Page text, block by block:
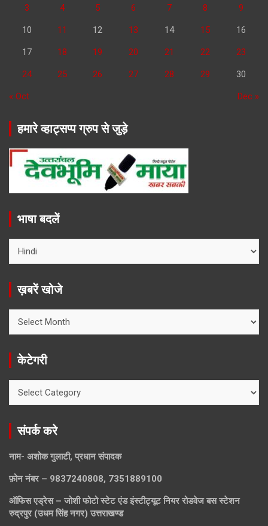
3 4 5 6 7 8 9
10 11 12 13 14 15 16
17 18 19 20 21 22 23
24 25 26 27 28 29 30
« Oct Dec »
हमारे व्हाट्सप्प ग्रुप से जुड़े
भाषा बदलें
ख़बरें खोजे
खोजे
केटेगरी
संपर्क करे
नाम- अशोक गुलाटी, प्रधान संपादक
फ़ोन नंबर – 9837240808, 7351889100
ऑफिस एड्रेस – जोशी फोटो स्टेट एंड इंस्टीट्यूट नियर रोडवेज बस स्टेशन
रुद्रपुर (उधम सिंह नगर) उत्तराखण्ड